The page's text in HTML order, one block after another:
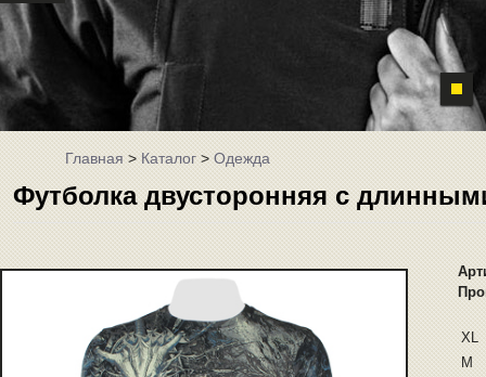
Главная>Каталог>Одежда
Футболка двусторонняя с
XL
M